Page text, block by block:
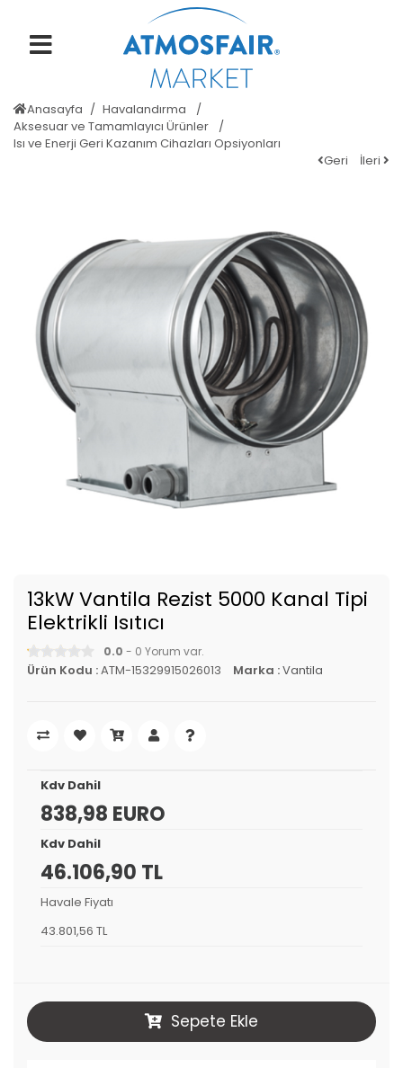
Anasayfa
Havalandırma
Aksesuar ve Tamamlayıcı Ürünler
Isı ve Enerji Geri Kazanım Cihazları Opsiyonları
Geri
İleri
13kW Vantila Rezist 5000 Kanal Tipi
Elektrikli Isıtıcı
0.0 - 0 Yorum var.
Ürün Kodu :ATM-15329915026013 Marka :Vantila
Kdv Dahil
838,98 EURO
Kdv Dahil
46.106,90 TL
Havale Fiyatı
43.801,56 TL
Sepete Ekle